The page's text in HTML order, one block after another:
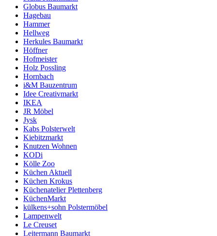
Globus Baumarkt
Hagebau
Hammer
Hellweg
Herkules Baumarkt
Höffner
Hofmeister
Holz Possling
Hornbach
i&M Bauzentrum
Idee Creativmarkt
IKEA
JR Möbel
Jysk
Kabs Polsterwelt
Kiebitzmarkt
Knutzen Wohnen
KODi
Kölle Zoo
Küchen Aktuell
Küchen Krokus
Küchenatelier Plettenberg
KüchenMarkt
külkens+sohn Polstermöbel
Lampenwelt
Le Creuset
Leitermann Baumarkt